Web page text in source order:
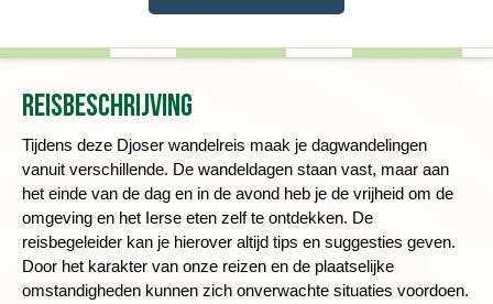
Reisbeschrijving
Tijdens deze Djoser wandelreis maak je dagwandelingen
vanuit verschillende. De wandeldagen staan vast, maar aan
het einde van de dag en in de avond heb je de vrijheid om de
omgeving en het Ierse eten zelf te ontdekken. De
reisbegeleider kan je hierover altijd tips en suggesties geven.
Door het karakter van onze reizen en de plaatselijke
omstandigheden kunnen zich onverwachte situaties voordoen.